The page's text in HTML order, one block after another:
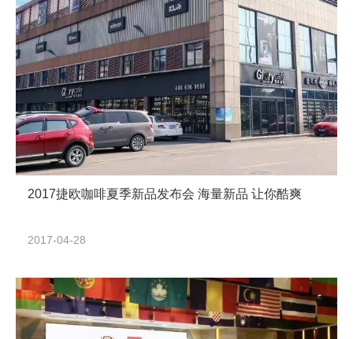
2017捷欧咖啡夏季新品发布会 海量新品 让你酷爽
2017-04-28